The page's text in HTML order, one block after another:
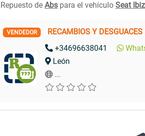
Repuesto de Abs para el vehículo Seat
VENDEDOR
RECAMBIOS Y DESGUACES
+34696638041
León
...